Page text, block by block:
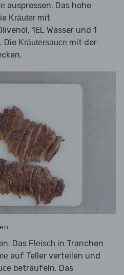
auspressen. Das hohe
Kräuter mit
1EL Wasser und 1
Die Kräutersauce mit der
Das Fleisch in Tranchen
auf Teller verteilen und
beträufeln. Das